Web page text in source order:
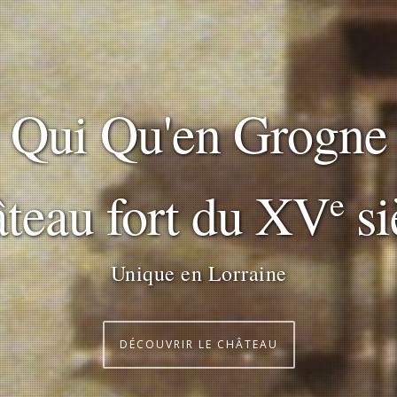
Qui Qu'en Grogne
fort du XVe
Unique en Lorraine
DÉCOUVRIR LE CHÂTEAU